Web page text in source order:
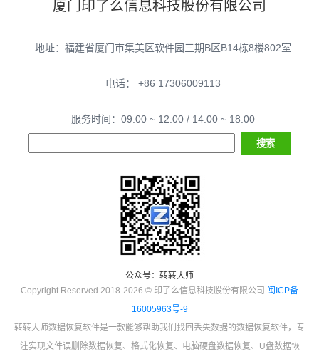
厦门印了么信息科技股份有限公司
地址：福建省厦门市集美区软件园三期B区B14栋8楼802室
电话： +86 17306009113
服务时间：09:00 ~ 12:00 / 14:00 ~ 18:00
公众号：转转大师
Copyright Reserved 2018-2026 © 印了么信息科技股份有限公司 闽ICP备
16005963号-9
转转大师数据恢复软件是一款能够帮助我们找回丢失数据的数据恢复软件，专
注实现文件误删除数据恢复、格式化恢复、电脑硬盘数据恢复、U盘数据恢